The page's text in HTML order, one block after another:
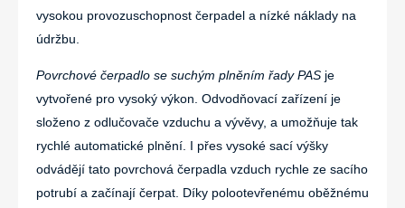
vysokou provozuschopnost čerpadel a nízké náklady na
údržbu.
Povrchové čerpadlo se suchým plněním řady PAS je
vytvořené pro vysoký výkon. Odvodňovací zařízení je
složeno z odlučovače vzduchu a vývěvy, a umožňuje tak
rychlé automatické plnění. I přes vysoké sací výšky
odvádějí tato povrchová čerpadla vzduch rychle ze sacího
potrubí a začínají čerpat. Díky polootevřenému oběžnému